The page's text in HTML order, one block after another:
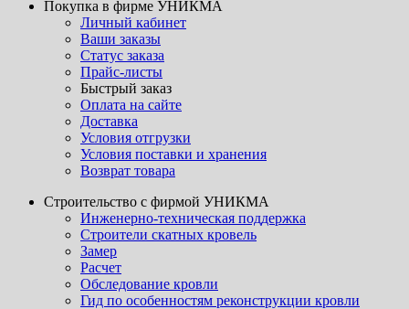
Покупка в фирме УНИКМА
Личный кабинет
Ваши заказы
Статус заказа
Прайс-листы
Быстрый заказ
Оплата на сайте
Доставка
Условия отгрузки
Условия поставки и хранения
Возврат товара
Строительство с фирмой УНИКМА
Инженерно-техническая поддержка
Строители скатных кровель
Замер
Расчет
Обследование кровли
Гид по особенностям реконструкции кровли